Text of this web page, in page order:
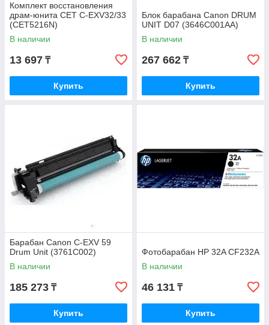
Комплект восстановления
драм-юнита CET C-EXV32/33
(CET5216N)
В наличии
13 697 ₸
Купить
Блок барабана Canon DRUM
UNIT D07 (3646C001AA)
В наличии
267 662 ₸
Купить
Барабан Canon C-EXV 59
Drum Unit (3761C002)
В наличии
185 273 ₸
Купить
Фотобарабан HP 32A CF232A
В наличии
46 131 ₸
Купить